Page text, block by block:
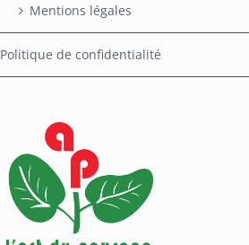
Mentions légales
Politique de confidentialité